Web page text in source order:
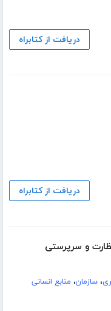
دریافت از کتابراه
دریافت از کتابراه
و سرپرستی
،سازمان، منابع انسانی